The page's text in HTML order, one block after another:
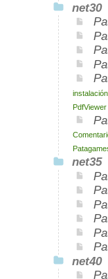
net30
net35
net40